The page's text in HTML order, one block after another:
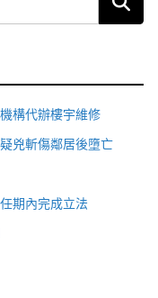
構代辦樓宇維修
兇斬傷鄰居後墮亡
期內完成立法